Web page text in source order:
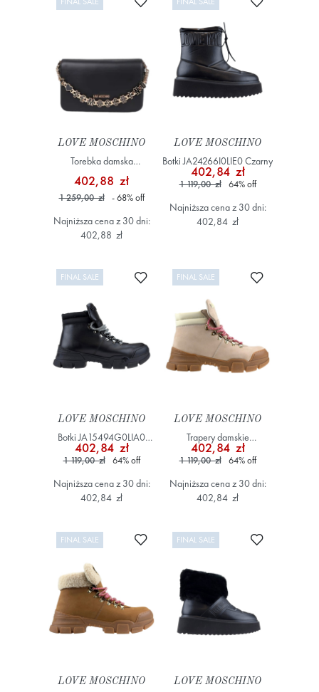
LOVE MOSCHINO
Torebka damska
JC4071PP1NL1300A
Czarny
402,88 zł
1 259,00 zł - 68%off
Najniższa cena z 30 dni:
402,88 zł
LOVE MOSCHINO
Botki JA24266I0LIE0 Czarny
402,84 zł
1 119,00 zł 64%off
Najniższa cena z 30 dni:
402,84 zł
FINAL SALE Dodaj do ulubionych
LOVE MOSCHINO
Botki JA15494G0LIA0
Czarny
402,84 zł
1 119,00 zł 64%off
Najniższa cena z 30 dni:
402,84 zł
FINAL SALE Dodaj do
LOVE MOSCHINO
Trapery damskie
JA15494G0LIP0 Beżowy
402,84 zł
1 119,00 zł 64%off
Najniższa cena z 30 dni:
402,84 zł
FINAL SALE Dodaj do ulubionych
LOVE MOSCHINO
FINAL SALE Dodaj do
LOVE MOSCHINO